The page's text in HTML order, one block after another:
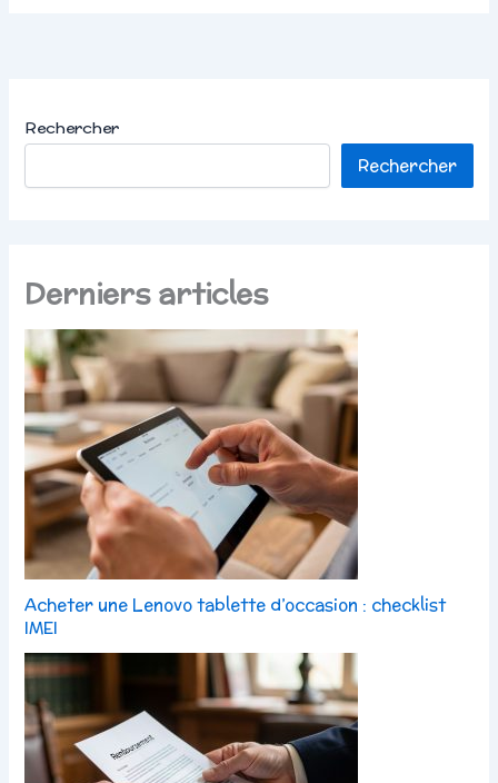
Rechercher
Rechercher
Derniers articles
Acheter une Lenovo tablette d’occasion : checklist
IMEI